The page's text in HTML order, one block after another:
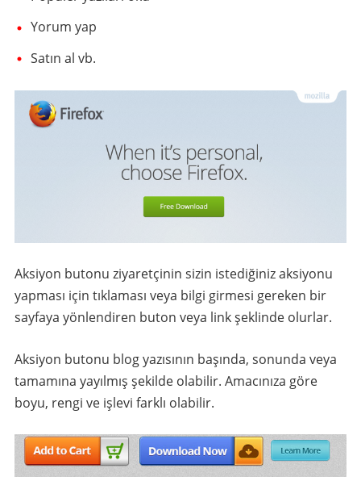
Yorum yap
Satın al vb.
Aksiyon butonu ziyaretçinin sizin istediğiniz aksiyonu
yapması için tıklaması veya bilgi girmesi gereken bir
sayfaya yönlendiren buton veya link şeklinde olurlar.
Aksiyon butonu blog yazısının başında, sonunda veya
tamamına yayılmış şekilde olabilir. Amacınıza göre
boyu, rengi ve işlevi farklı olabilir.